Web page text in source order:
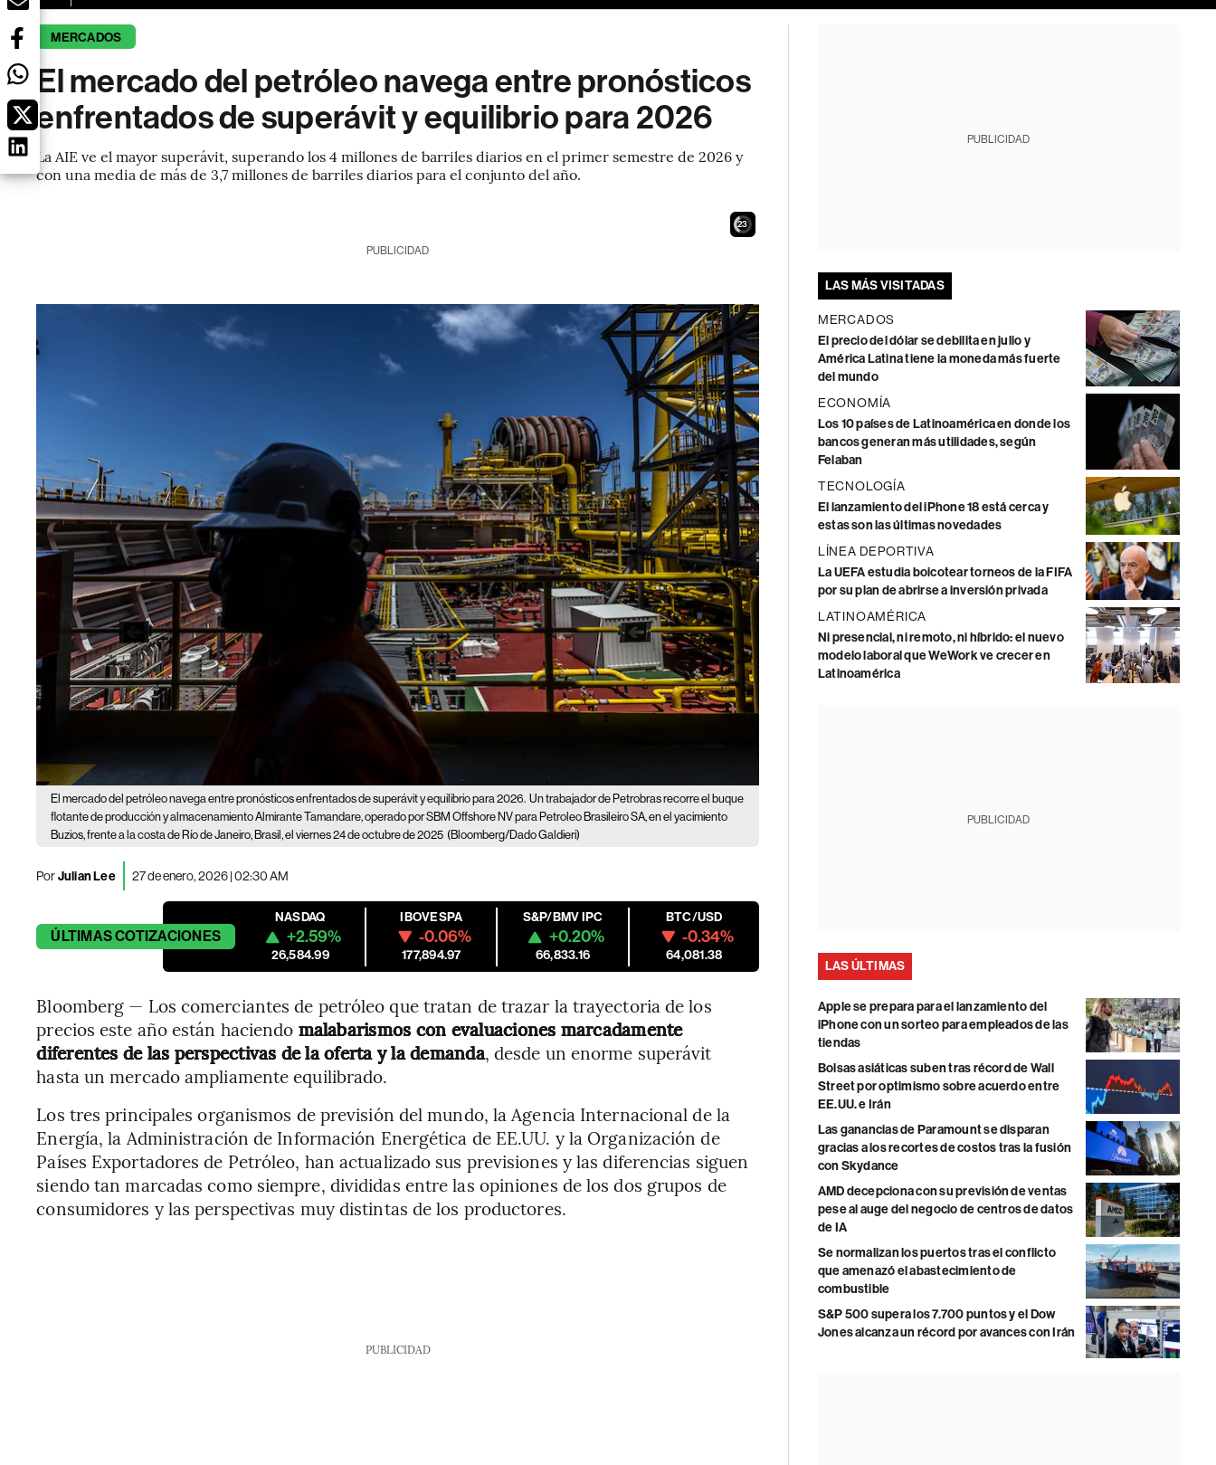
MERCADOS
El mercado del petróleo navega entre pronósticos
enfrentados de superávit y equilibrio para 2026
La AIE ve el mayor superávit, superando los 4 millones de barriles diarios en el primer semestre de 2026 y
con una media de más de 3,7 millones de barriles diarios para el conjunto del año.
21
PUBLICIDAD
El mercado del petróleo navega entre pronósticos enfrentados de superávit y equilibrio para 2026. Un trabajador de Petrobras recorre el buque
flotante de producción y almacenamiento Almirante Tamandare, operado por SBM Offshore NV para Petroleo Brasileiro SA, en el yacimiento
Buzios, frente a la costa de Río de Janeiro, Brasil, el viernes 24 de octubre de 2025 (Bloomberg/Dado Galdieri)
PorJulian Lee 27 de enero, 2026 | 02:30 AM
ÚLTIMASCOTIZACIONES
NASDAQ
+2.59%
26,584.99
IBOVESPA
-0.06%
177,894.97
S&P/BMV IPC
+0.20%
66,833.16
BTC/USD
-0.34%
64,081.38
Bloomberg — Los comerciantes de petróleo que tratan de trazar la trayectoria de los
precios este año están haciendo malabarismos con evaluaciones marcadamente
diferentes de las perspectivas de la oferta y la demanda, desde un enorme superávit
hasta un mercado ampliamente equilibrado.
Los tres principales organismos de previsión del mundo, la Agencia Internacional de la
Energía, la Administración de Información Energética de EE.UU. y la Organización de
Países Exportadores de Petróleo, han actualizado sus previsiones y las diferencias siguen
siendo tan marcadas como siempre, divididas entre las opiniones de los dos grupos de
consumidores y las perspectivas muy distintas de los productores.
PUBLICIDAD
PUBLICIDAD
LAS MÁS VISITADAS
MERCADOS
El precio del dólar se debilita en julio y
América Latina tiene la moneda más fuerte
del mundo
ECONOMÍA
Los 10 países de Latinoamérica en donde los
bancos generan más utilidades, según
Felaban
TECNOLOGÍA
El lanzamiento del iPhone 18 está cerca y
estas son las últimas novedades
LÍNEA DEPORTIVA
La UEFA estudia boicotear torneos de la FIFA
por su plan de abrirse a inversión privada
LATINOAMÉRICA
Ni presencial, ni remoto, ni híbrido: el nuevo
modelo laboral que WeWork ve crecer en
Latinoamérica
PUBLICIDAD
LAS ÚLTIMAS
Apple se prepara para el lanzamiento del
iPhone con un sorteo para empleados de las
tiendas
Bolsas asiáticas suben tras récord de Wall
Street por optimismo sobre acuerdo entre
EE.UU. e Irán
Las ganancias de Paramount se disparan
gracias a los recortes de costos tras la fusión
con Skydance
AMD decepciona con su previsión de ventas
pese al auge del negocio de centros de datos
de IA
Se normalizan los puertos tras el conflicto
que amenazó el abastecimiento de
combustible
S&P 500 supera los 7.700 puntos y el Dow
Jones alcanza un récord por avances con Irán